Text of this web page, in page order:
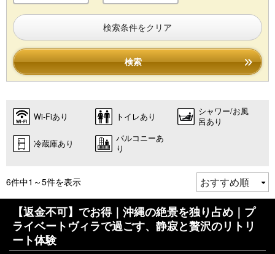
検索条件をクリア
検索
Wi-Fiあり トイレあり
シャワー/お風
呂あり
冷蔵庫あり
バルコニーあ
り
6件中1～5件を表示
【返金不可】でお得｜沖縄の絶景を独り占め｜プ
ライベートヴィラで過ごす、静寂と贅沢のリトリ
ート体験